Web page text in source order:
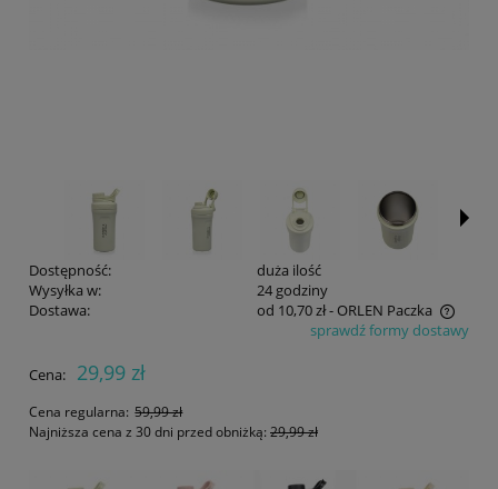
Dostępność:
duża ilość
Wysyłka w:
24 godziny
Dostawa:
od 10,70 zł- ORLEN Paczka
Cena nie zawiera ewentualnych kosztów płatnościsprawdź formy dostawy
Cena: 29,99 zł
Cena regularna: 59,99 zł
Najniższa cena z 30 dni przed obniżką: 29,99 zł